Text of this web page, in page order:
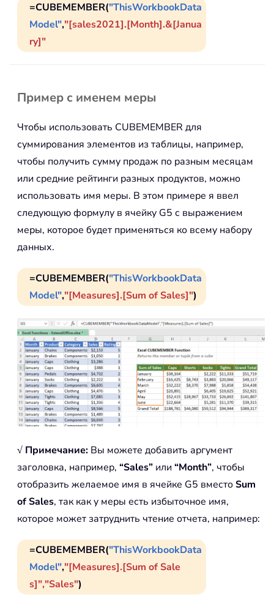
=CUBEMEMBER("ThisWorkbookData
Model","[sales2021].[Month].&[Janua
ry]"
Пример с именем меры
Чтобы использовать CUBEMEMBER для
суммирования элементов из таблицы, например,
чтобы получить сумму продаж по разным месяцам
или средние рейтинги разных продуктов, можно
использовать имя меры. В этом примере я ввел
следующую формулу в ячейку G5 с выражением
меры, которое будет применяться ко всему набору
данных.
=CUBEMEMBER("ThisWorkbookData
Model","[Measures].[Sum of Sales]")
√ Примечание: Вы можете добавить аргумент
заголовка, например, “Sales” или “Month”, чтобы
отобразить желаемое имя в ячейке G5 вместоSum
of Sales, так как у меры есть избыточное имя,
которое может затруднить чтение отчета, например:
=CUBEMEMBER("ThisWorkbookData
Model","[Measures].[Sum of Sale
s]","Sales")